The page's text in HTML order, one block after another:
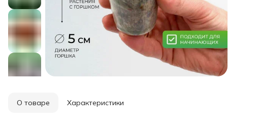
О товаре Характеристики